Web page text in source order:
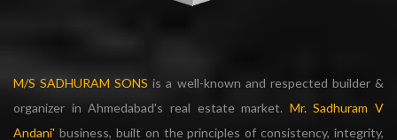
M/S SADHURAM SONS is a well-known and respected builder &
organizer in Ahmedabad's real estate market. Mr. Sadhuram V
Andani' business, built on the principles of consistency, integrity,